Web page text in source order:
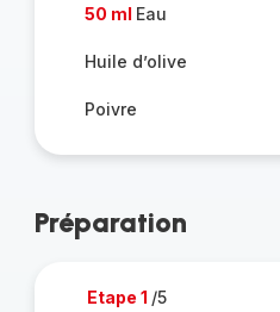
50 ml Eau
Huile d’olive
Poivre
Préparation
Etape 1 /5